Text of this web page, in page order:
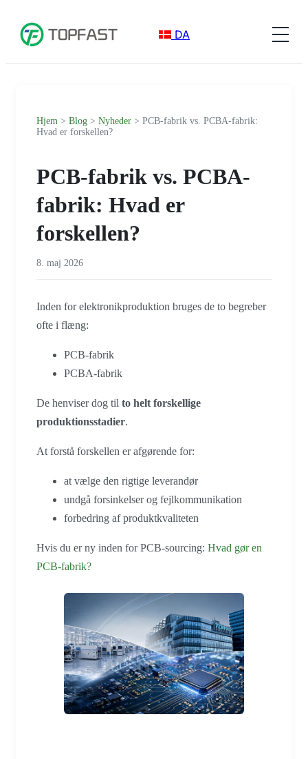
DA
Hjem > Blog > Nyheder > PCB-fabrik vs. PCBA-fabrik:
Hvad er forskellen?
PCB-fabrik vs. PCBA-
fabrik: Hvad er
forskellen?
8. maj 2026
Inden for elektronikproduktion bruges de to begreber
ofte i flæng:
PCB-fabrik
PCBA-fabrik
De henviser dog til to helt forskellige
produktionsstadier.
At forstå forskellen er afgørende for:
at vælge den rigtige leverandør
undgå forsinkelser og fejlkommunikation
forbedring af produktkvaliteten
Hvis du er ny inden for PCB-sourcing: Hvad gør en
PCB-fabrik?